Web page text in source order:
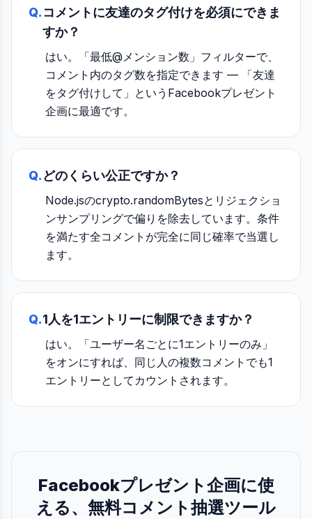
Q.コメントに友達のタグ付けを必須にできま
すか？
はい。「最低@メンション数」フィルターで、
コメント内のタグ数を指定できます — 「友達
をタグ付けして」というFacebookプレゼント
企画に最適です。
Q.どのくらい公正ですか？
Node.jsのcrypto.randomBytesとリジェクショ
ンサンプリングで偏りを除去しています。条件
を満たす全コメントが完全に同じ確率で当選し
ます。
Q.1人を1エントリーに制限できますか？
はい。「ユーザー名ごとに1エントリーのみ」
をオンにすれば、同じ人の複数コメントでも1
エントリーとしてカウントされます。
Facebookプレゼント企画に使
える、無料コメント抽選ツール